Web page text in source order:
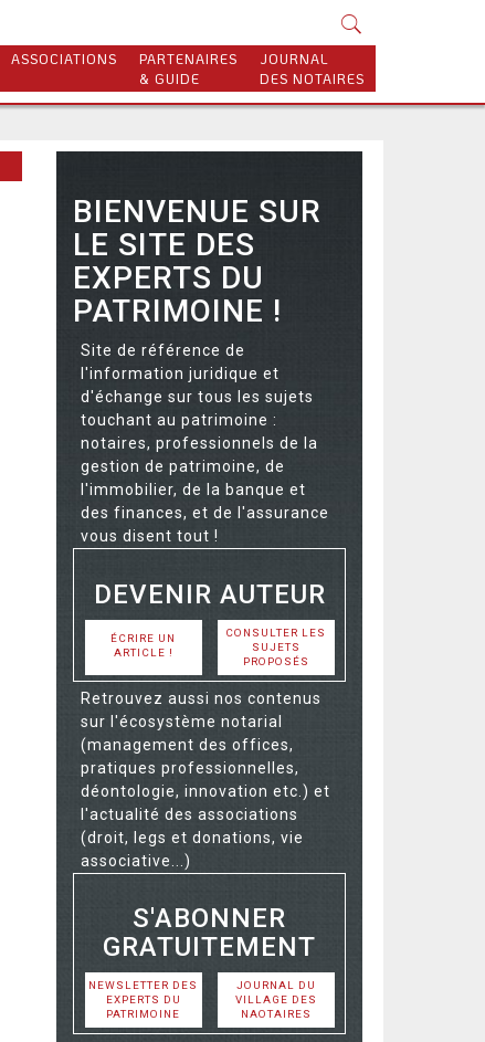
ASSOCIATIONS
PARTENAIRES
& GUIDE
JOURNAL
DES NOTAIRES
BIENVENUE SUR
LE SITE DES
EXPERTS DU
PATRIMOINE !
Site de référence de
l'information juridique et
d'échange sur tous les sujets
touchant au patrimoine :
notaires, professionnels de la
gestion de patrimoine, de
l'immobilier, de la banque et
des finances, et de l'assurance
vous disent tout !
DEVENIR AUTEUR
ÉCRIRE UN
ARTICLE !
CONSULTER LES
SUJETS
PROPOSÉS
Retrouvez aussi nos contenus
sur l'écosystème notarial
(management des offices,
pratiques professionnelles,
déontologie, innovation etc.) et
l'actualité des associations
(droit, legs et donations, vie
associative...)
S'ABONNER
GRATUITEMENT
NEWSLETTER DES
EXPERTS DU
PATRIMOINE
JOURNAL DU
VILLAGE DES
NAOTAIRES